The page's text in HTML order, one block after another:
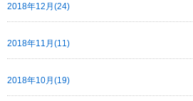
2018年12月(24)
2018年11月(11)
2018年10月(19)